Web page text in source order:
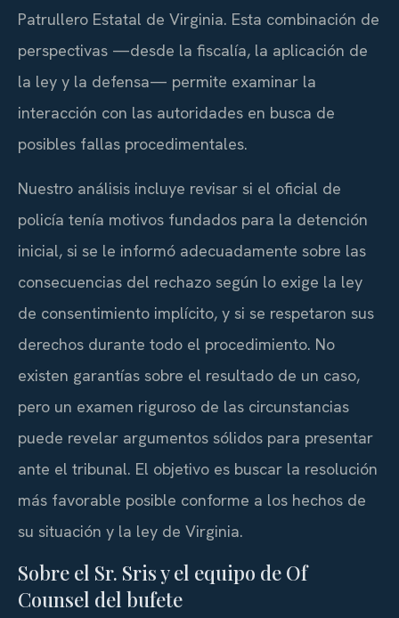
Patrullero Estatal de Virginia. Esta combinación de
perspectivas —desde la fiscalía, la aplicación de
la ley y la defensa— permite examinar la
interacción con las autoridades en busca de
posibles fallas procedimentales.
Nuestro análisis incluye revisar si el oficial de
policía tenía motivos fundados para la detención
inicial, si se le informó adecuadamente sobre las
consecuencias del rechazo según lo exige la ley
de consentimiento implícito, y si se respetaron sus
derechos durante todo el procedimiento. No
existen garantías sobre el resultado de un caso,
pero un examen riguroso de las circunstancias
puede revelar argumentos sólidos para presentar
ante el tribunal. El objetivo es buscar la resolución
más favorable posible conforme a los hechos de
su situación y la ley de Virginia.
Sobre el Sr. Sris y el equipo de Of
Counsel del bufete